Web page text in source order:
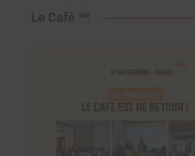
Le Café